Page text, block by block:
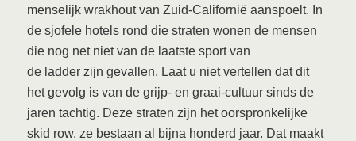
menselijk wrakhout van Zuid-Californië aanspoelt. In
de sjofele hotels rond die straten wonen de mensen
die nog net niet van de laatste sport van
de ladder zijn gevallen. Laat u niet vertellen dat dit
het gevolg is van de grijp- en graai-cultuur sinds de
jaren tachtig. Deze straten zijn het oorspronkelijke
skid row, ze bestaan al bijna honderd jaar. Dat maakt